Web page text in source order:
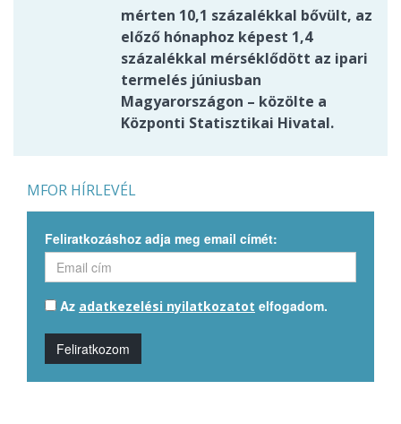
mérten 10,1 százalékkal bővült, az
előző hónaphoz képest 1,4
százalékkal mérséklődött az ipari
termelés júniusban
Magyarországon – közölte a
Központi Statisztikai Hivatal.
MFOR HÍRLEVÉL
Feliratkozáshoz adja meg email címét:
Az adatkezelési nyilatkozatot elfogadom.
Feliratkozom